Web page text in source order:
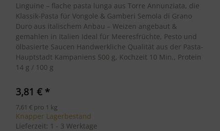
Linguine – flache pasta lunga aus Torre Annunziata, die
Klassik-Pasta für Vongole & Gamberi Semola di Grano
Duro aus italischem Anbau – Weizen angebaut &
gemahlen in Italien Ideal für Meeresfrüchte, Pesto und
ölbasierte Saucen Handwerkliche Qualität aus der Pasta-
Hauptstadt Kampaniens 500 g, Kochzeit 10 Min., Protein
14 g / 100 g
3,81 € *
7,61 € pro 1 kg
Knapper Lagerbestand
Lieferzeit: 1 - 3 Werktage